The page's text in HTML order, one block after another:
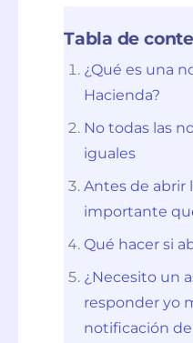
Tabla de
¿Qué es una
Hacienda?
No todas las
iguales
Antes de abrir
importante
Qué hacer si
¿Necesito un
responder yo
notificación